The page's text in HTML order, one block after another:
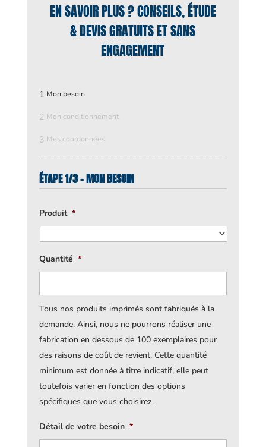
EN SAVOIR PLUS ? CONSEILS, ÉTUDE
& DEVIS GRATUITS ET SANS
ENGAGEMENT
1 Mon besoin
2 Mon conditionnement
3 Mes coordonnées
ÉTAPE 1/3 - MON BESOIN
Produit *
Quantité *
Tous nos produits imprimés sont fabriqués à la
demande. Ainsi, nous ne pourrons réaliser une
fabrication en dessous de 100 exemplaires pour
des raisons de coût de revient. Cette quantité
minimum est donnée à titre indicatif, elle peut
toutefois varier en fonction des options
spécifiques que vous choisirez.
Détail de votre besoin *